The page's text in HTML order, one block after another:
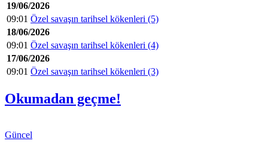
19/06/2026
09:01 Özel savaşın tarihsel kökenleri (5)
18/06/2026
09:01 Özel savaşın tarihsel kökenleri (4)
17/06/2026
09:01 Özel savaşın tarihsel kökenleri (3)
Okumadan geçme!
Güncel